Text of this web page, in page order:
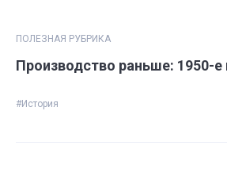
ПОЛЕЗНАЯ РУБРИКА
Производство раньше: 1950-е
#История